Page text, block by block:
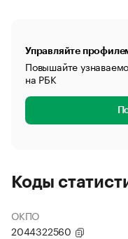
Управляйте
Повышайте
на РБК
Коды
ОКПО
2044322560